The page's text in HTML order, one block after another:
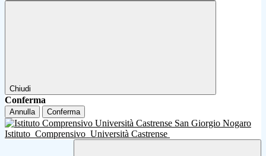
Chiudi
Conferma
Annulla Conferma
Istituto Comprensivo Università Castrense